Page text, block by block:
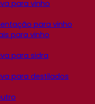
para vinho
para vinho
para vinho
para sidra
para destilados